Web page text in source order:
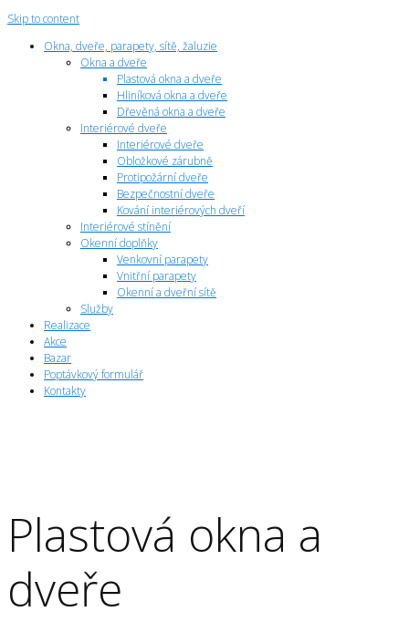
Skip to content
Okna, dveře, parapety, sítě, žaluzie
Okna a dveře
Plastová okna a dveře
Hliníková okna a dveře
Dřevěná okna a dveře
Interiérové dveře
Interiérové dveře
Obložkové zárubně
Protipožární dveře
Bezpečnostní dveře
Kování interiérových dveří
Interiérové stínění
Okenní doplňky
Venkovní parapety
Vnitřní parapety
Okenní a dveřní sítě
Služby
Realizace
Akce
Bazar
Poptávkový formulář
Kontakty
Plastová okna a
dveře